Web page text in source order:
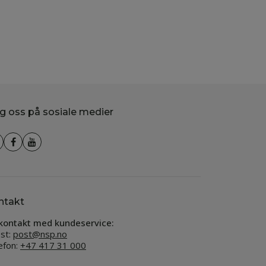
oss på sosiale medier
med kundeservice:
post@nsp.no
+47 417 31 000